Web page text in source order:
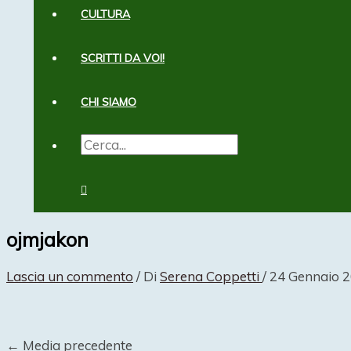
CULTURA
SCRITTI DA VOI!
CHI SIAMO
CERCA:
ojmjakon
Lascia un commento / Di Serena Coppetti/ 24 Gennaio
← Media precedente